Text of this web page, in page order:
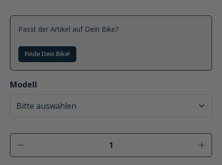
Finde Dein Bike!
Produkt Anzahl: Gib den gewünschten